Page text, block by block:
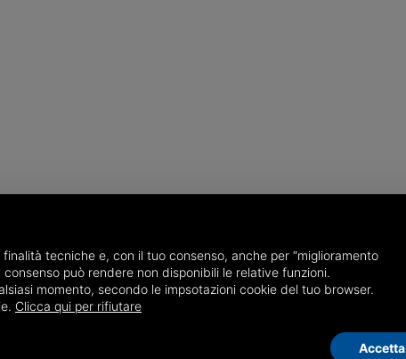
tecniche e, con il tuo consenso, anche per “miglioramento
può rendere non disponibili le relative funzioni.
momento, secondo le impsotazioni cookie del tuo browser.
Clicca qui per rifiutare
Accetta